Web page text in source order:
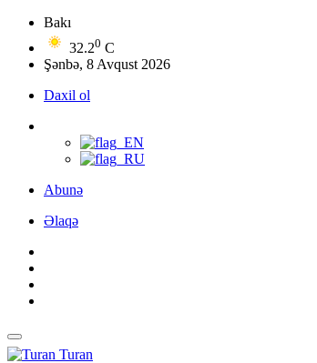
Bakı
32.20 C
Şənbə, 8 Avqust 2026
Daxil ol
Abunə
Əlaqə
Turan